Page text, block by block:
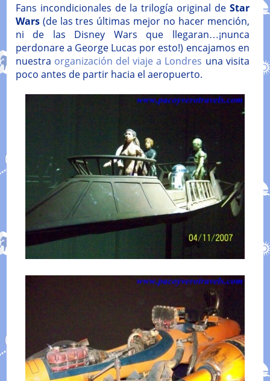
Fans incondicionales de la trilogía original de Star
Wars(de las tres últimas mejor no hacer mención,
ni de las Disney Wars que llegaran…¡nunca
perdonare a George Lucas por esto!) encajamos en
nuestra organización del viaje a Londres una visita
poco antes de partir hacia el aeropuerto.